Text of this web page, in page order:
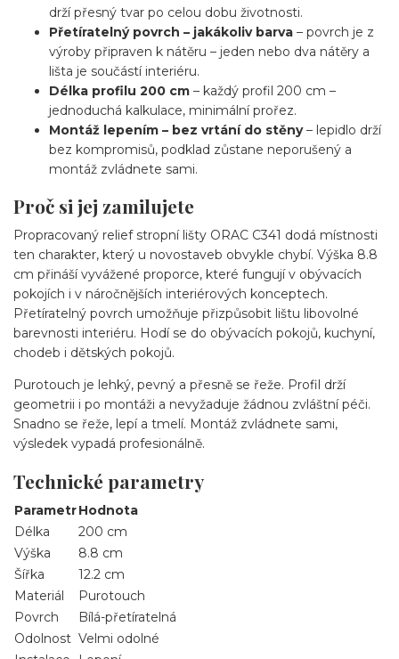
drží přesný tvar po celou dobu životnosti.
Přetíratelný povrch – jakákoliv barva – povrch je z
výroby připraven k nátěru – jeden nebo dva nátěry a
lišta je součástí interiéru.
Délka profilu 200 cm – každý profil 200 cm –
jednoduchá kalkulace, minimální prořez.
Montáž lepením – bez vrtání do stěny– lepidlo drží
bez kompromisů, podklad zůstane neporušený a
montáž zvládnete sami.
Proč si jej zamilujete
Propracovaný relief stropní lišty ORAC C341 dodá místnosti
ten charakter, který u novostaveb obvykle chybí. Výška 8.8
cm přináší vyvážené proporce, které fungují v obývacích
pokojích i v náročnějších interiérových konceptech.
Přetíratelný povrch umožňuje přizpůsobit lištu libovolné
barevnosti interiéru. Hodí se do obývacích pokojů, kuchyní,
chodeb i dětských pokojů.
Purotouch je lehký, pevný a přesně se řeže. Profil drží
geometrii i po montáži a nevyžaduje žádnou zvláštní péči.
Snadno se řeže, lepí a tmelí. Montáž zvládnete sami,
výsledek vypadá profesionálně.
Technické parametry
ParametrHodnota
Délka
200 cm
Výška
8.8 cm
Šířka
12.2 cm
Materiál
Purotouch
Povrch
Bílá-přetíratelná
Odolnost Velmi odolné